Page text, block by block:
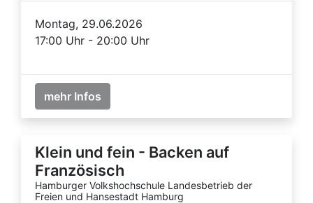
Montag, 29.06.2026
17:00 Uhr - 20:00 Uhr
mehr Infos
Klein und fein - Backen auf
Französisch
Hamburger Volkshochschule Landesbetrieb der
Freien und Hansestadt Hamburg